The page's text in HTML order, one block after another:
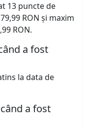
13 puncte de
RON și maxim
RON.
a fost
la data de
a fost